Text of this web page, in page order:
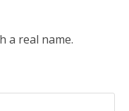
a real name.